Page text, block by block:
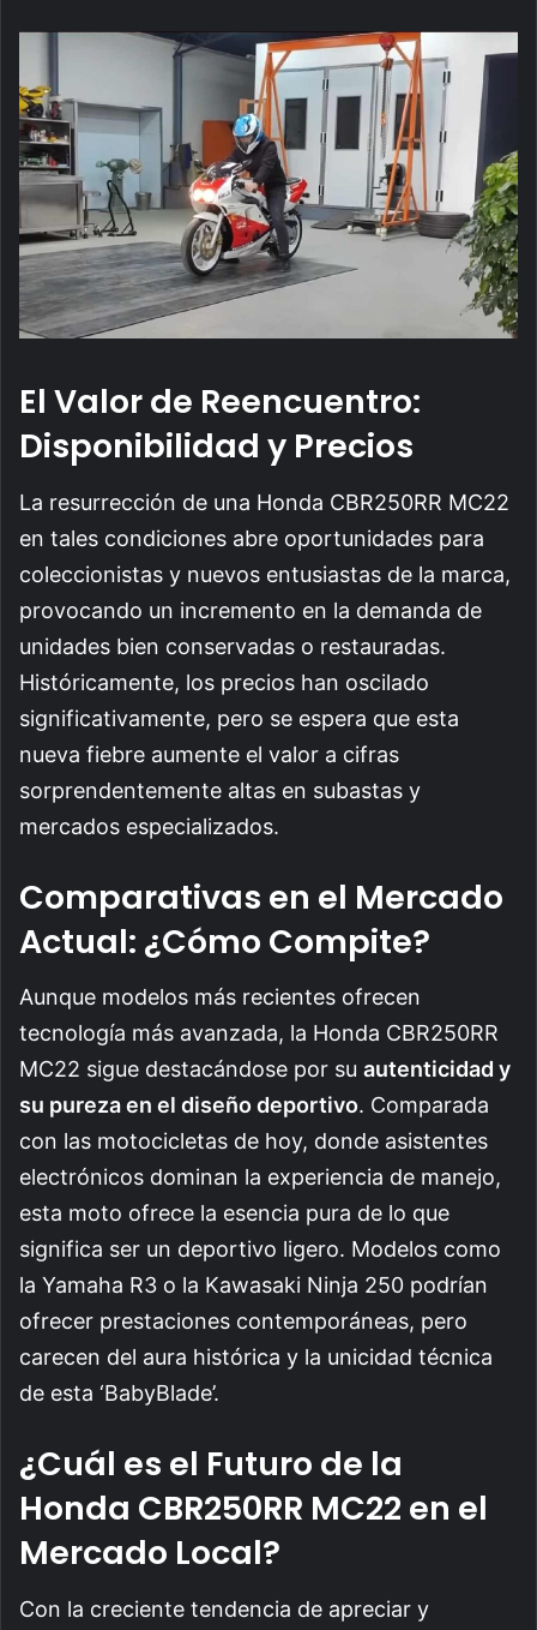
El Valor de Reencuentro:
Disponibilidad y Precios
La resurrección de una Honda CBR250RR MC22
en tales condiciones abre oportunidades para
coleccionistas y nuevos entusiastas de la marca,
provocando un incremento en la demanda de
unidades bien conservadas o restauradas.
Históricamente, los precios han oscilado
significativamente, pero se espera que esta
nueva fiebre aumente el valor a cifras
sorprendentemente altas en subastas y
mercados especializados.
Comparativas en el Mercado
Actual: ¿Cómo Compite?
Aunque modelos más recientes ofrecen
tecnología más avanzada, la Honda CBR250RR
MC22 sigue destacándose por su autenticidad y
su pureza en el diseño deportivo. Comparada
con las motocicletas de hoy, donde asistentes
electrónicos dominan la experiencia de manejo,
esta moto ofrece la esencia pura de lo que
significa ser un deportivo ligero. Modelos como
la Yamaha R3 o la Kawasaki Ninja 250 podrían
ofrecer prestaciones contemporáneas, pero
carecen del aura histórica y la unicidad técnica
de esta ‘BabyBlade’.
¿Cuál es el Futuro de la
Honda CBR250RR MC22 en el
Mercado Local?
Con la creciente tendencia de apreciar y